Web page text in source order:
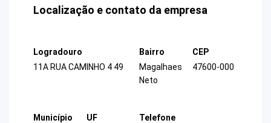
Localização e contato da empresa
Logradouro
11A RUA CAMINHO 4 49
Bairro
Magalhaes
Neto
CEP
47600-000
Município
UF
Telefone